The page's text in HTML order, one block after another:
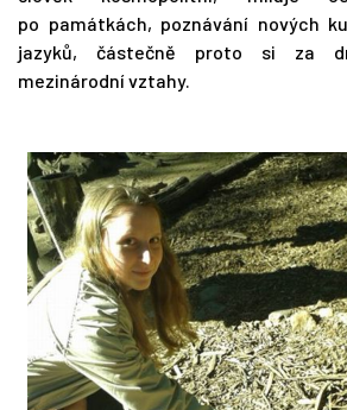
po památkách, poznávání nových
jazyků, částečně proto si za
mezinárodní vztahy.